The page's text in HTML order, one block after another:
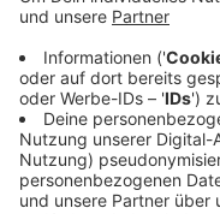
Impfzentrum
werden. Den Plan
Land NRW
sollen in Aachen
Veröffentlicht: